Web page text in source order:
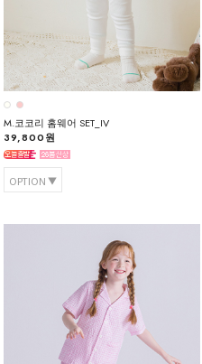
M.코코리 홈웨어 SET_IV
39,800원
OPTION